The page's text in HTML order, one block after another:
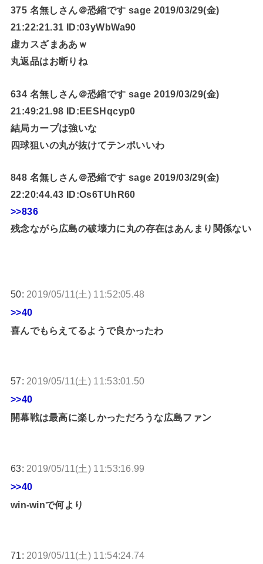
375 名無しさん＠恐縮です sage 2019/03/29(金)
21:22:21.31 ID:03yWbWa90
虚カスざまああｗ
丸返品はお断りね
634 名無しさん＠恐縮です sage 2019/03/29(金)
21:49:21.98 ID:EESHqcyp0
結局カープは強いな
四球狙いの丸が抜けてテンポいいわ
848 名無しさん＠恐縮です sage 2019/03/29(金)
22:20:44.43 ID:Os6TUhR60
>>836
残念ながら広島の破壊力に丸の存在はあんまり関係ない
50: 2019/05/11(土) 11:52:05.48
>>40
喜んでもらえてるようで良かったわ
57: 2019/05/11(土) 11:53:01.50
>>40
開幕戦は最高に楽しかっただろうな広島ファン
63: 2019/05/11(土) 11:53:16.99
>>40
win-winで何より
71: 2019/05/11(土) 11:54:24.74